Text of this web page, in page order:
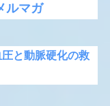
ルマガ
と動脈硬化の救